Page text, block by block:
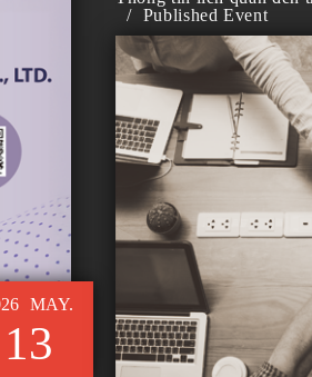
MAY.
13
/
Published Event